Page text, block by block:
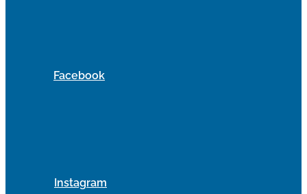
Facebook
Instagram